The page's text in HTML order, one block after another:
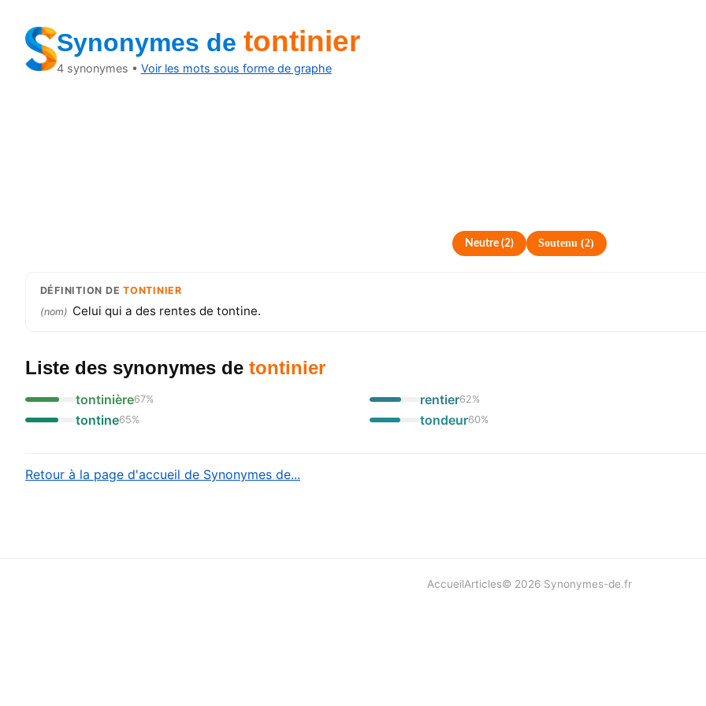
Synonymes de tontinier
4synonymes • Voir les mots sous forme de graphe
Neutre(2) Soutenu (2)
DÉFINITION DETONTINIER
(nom) Celui qui a des rentes de tontine.
Liste des synonymes de tontinier
tontinière67%
tontine65%
rentier62%
tondeur60%
Retour à la page d'accueil de Synonymes de...
AccueilArticles© 2026 Synonymes-de.fr